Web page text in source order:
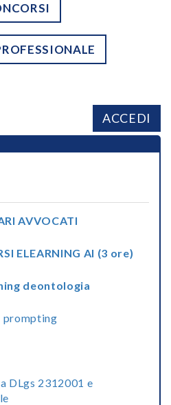
ACCEDI
AVVOCATI
ELEARNING AI (3 ore)
deontologia
prompting
DLgs 2312001 e